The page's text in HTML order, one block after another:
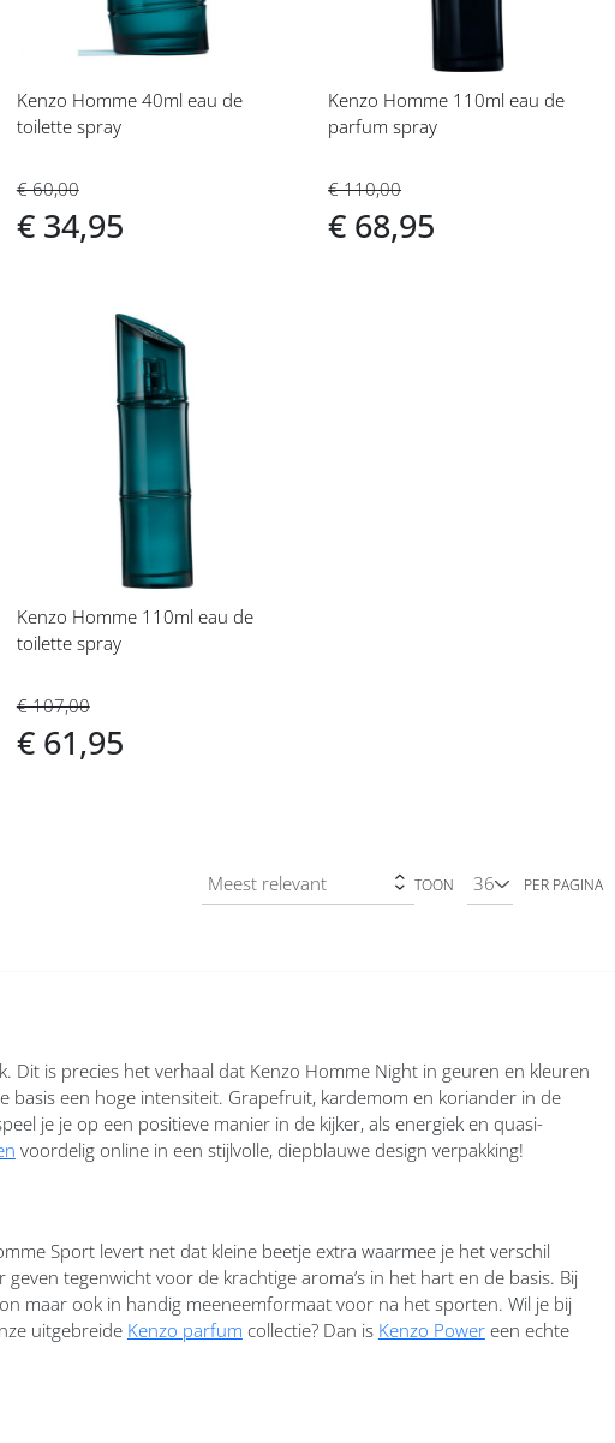
Kenzo Homme 40ml eau de
toilette spray
€ 60,00
€ 34,95
Kenzo Homme 110ml eau de
parfum spray
€ 110,00
€ 68,95
verlanglijst
Kenzo Homme 110ml eau de
toilette spray
€ 107,00
€ 61,95
TOON PER PAGINA
is precies het verhaal dat Kenzo Homme Night in geuren en kleuren
een hoge intensiteit. Grapefruit, kardemom en koriander in de
je je op een positieve manier in de kijker, als energiek en quasi-
voordelig online in een stijlvolle, diepblauwe design verpakking!
Sport levert net dat kleine beetje extra waarmee je het verschil
tegenwicht voor de krachtige aroma’s in het hart en de basis. Bij
maar ook in handig meeneemformaat voor na het sporten. Wil je bij
uitgebreide Kenzo parfum collectie? Dan is Kenzo Powereen echte